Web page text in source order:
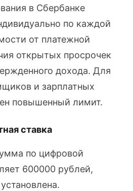
в Сбербанке
по каждой
от платежной
открытых просрочек
дохода. Для
и зарплатных
повышенный лимит.
ставка
по цифровой
600000 рублей,